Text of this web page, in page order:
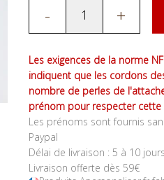
- +
Les exigences de la norme
indiquent que les cordons
nombre de perles de
prénom pour respecter cette
Les prénoms sont fournis
Paypal
Délai de livraison : 5 à 10
Livraison offerte dès 59€